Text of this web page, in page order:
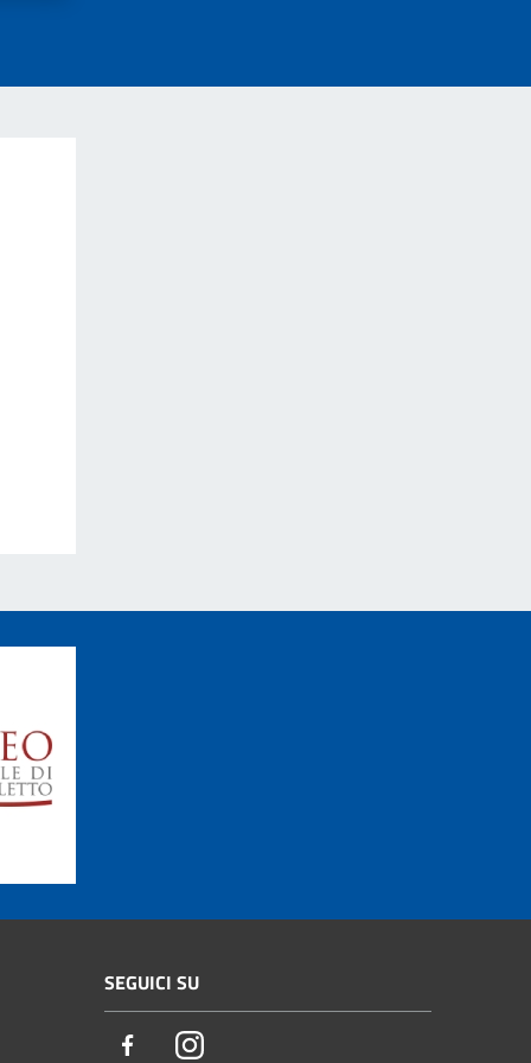
SEGUICI SU
FacebookInstagram